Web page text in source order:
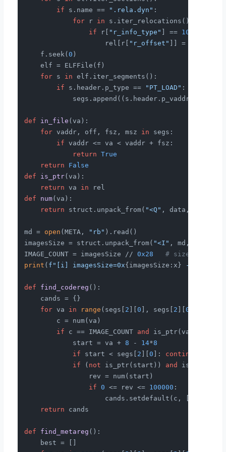
if s.name == ".rela.dyn" :
for r in s.iter_relocations():
if r[ "r_info_type" ] == 1027
                    rel[r[
"r_offset" ]] = r[
    f.seek(
0)
    elf = ELFFile(f)
for s in elf.iter_segments():
if s.header.p_type == "PT_LOAD" :
segs.append((s.header.p_vaddr,
def in_file(va):
for vaddr, off, fsz, msz in segs:
if vaddr <= va < vaddr + fsz:
return True
return
False
def
is_ptr(va):
return va in
def
num(va):
return struct.unpack_from( "<Q" , data, va)[
md = open(META, "rb" ).read()
imagesSize = struct.unpack_from( "<I" , md,
IMAGE_COUNT = imagesSize // 0x28
#
print(f"[i] imagesSize=0x{imagesSize:x} ->
def find_codereg():
    cands = {}
for va in range(segs[2][0], segs[2][0
        c = num(va)
if c == IMAGE_COUNT and is_ptr(va +
            start = va +
8 - 14*8
if start < segs[2][0]: continue
if (not is_ptr(start)) and
                rev = num(start)
if 0 <= rev <= 100000 :
cands.setdefault(c,
return cands
def find_metareg():
    best = []